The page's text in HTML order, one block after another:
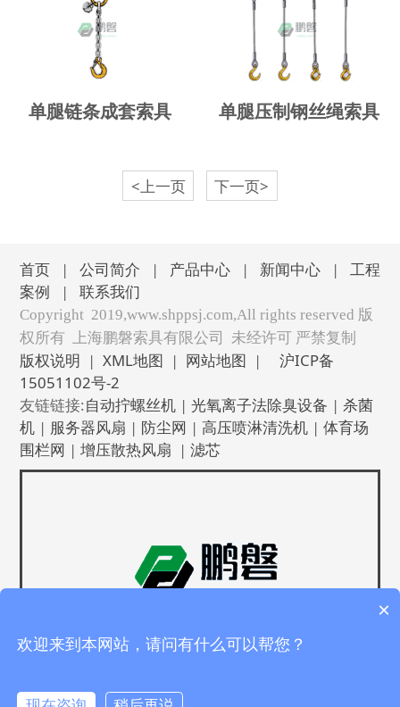
单腿链条成套索具 单腿压制钢丝绳索具
<上一页 下一页>
首页| 公司简介 | 产品中心 | 新闻中心| 工程
案例 | 联系我们
Copyright 2019,www.shppsj.com,All rights reserved 版
权所有 上海鹏磐索具有限公司 未经许可 严禁复制
版权说明 | XML地图 | 网站地图 |
沪ICP备
15051102号-2
友链链接:自动拧螺丝机| 光氧离子法除臭设备 | 杀菌
机| 服务器风扇 | 防尘网 | 高压喷淋清洗机| 体育场
围栏网 | 增压散热风扇 | 滤芯
×
欢迎来到本网站，请问有什么可以帮您？